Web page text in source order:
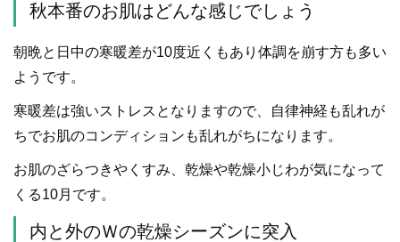
秋本番のお肌はどんな感じでしょう
朝晩と日中の寒暖差が10度近くもあり体調を崩す方も多い
ようです。
寒暖差は強いストレスとなりますので、自律神経も乱れが
ちでお肌のコンディションも乱れがちになります。
お肌のざらつきやくすみ、乾燥や乾燥小じわが気になって
くる10月です。
内と外のＷの乾燥シーズンに突入